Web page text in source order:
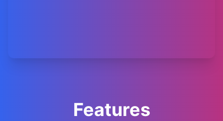
Features